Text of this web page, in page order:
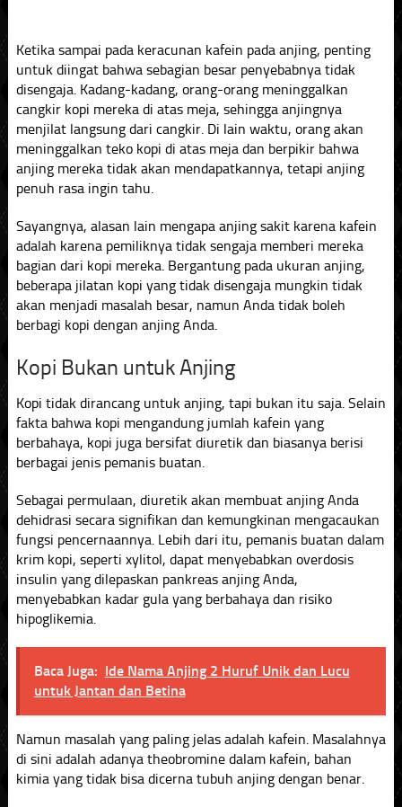
Ketika sampai pada keracunan kafein pada anjing, penting
untuk diingat bahwa sebagian besar penyebabnya tidak
disengaja. Kadang-kadang, orang-orang meninggalkan
cangkir kopi mereka di atas meja, sehingga anjingnya
menjilat langsung dari cangkir. Di lain waktu, orang akan
meninggalkan teko kopi di atas meja dan berpikir bahwa
anjing mereka tidak akan mendapatkannya, tetapi anjing
penuh rasa ingin tahu.
Sayangnya, alasan lain mengapa anjing sakit karena kafein
adalah karena pemiliknya tidak sengaja memberi mereka
bagian dari kopi mereka. Bergantung pada ukuran anjing,
beberapa jilatan kopi yang tidak disengaja mungkin tidak
akan menjadi masalah besar, namun Anda tidak boleh
berbagi kopi dengan anjing Anda.
Kopi Bukan untuk Anjing
Kopi tidak dirancang untuk anjing, tapi bukan itu saja. Selain
fakta bahwa kopi mengandung jumlah kafein yang
berbahaya, kopi juga bersifat diuretik dan biasanya berisi
berbagai jenis pemanis buatan.
Sebagai permulaan, diuretik akan membuat anjing Anda
dehidrasi secara signifikan dan kemungkinan mengacaukan
fungsi pencernaannya. Lebih dari itu, pemanis buatan dalam
krim kopi, seperti xylitol, dapat menyebabkan overdosis
insulin yang dilepaskan pankreas anjing Anda,
menyebabkan kadar gula yang berbahaya dan risiko
hipoglikemia.
Baca Juga: Ide Nama Anjing 2 Huruf Unik dan Lucu
untuk Jantan dan Betina
Namun masalah yang paling jelas adalah kafein. Masalahnya
di sini adalah adanya theobromine dalam kafein, bahan
kimia yang tidak bisa dicerna tubuh anjing dengan benar.